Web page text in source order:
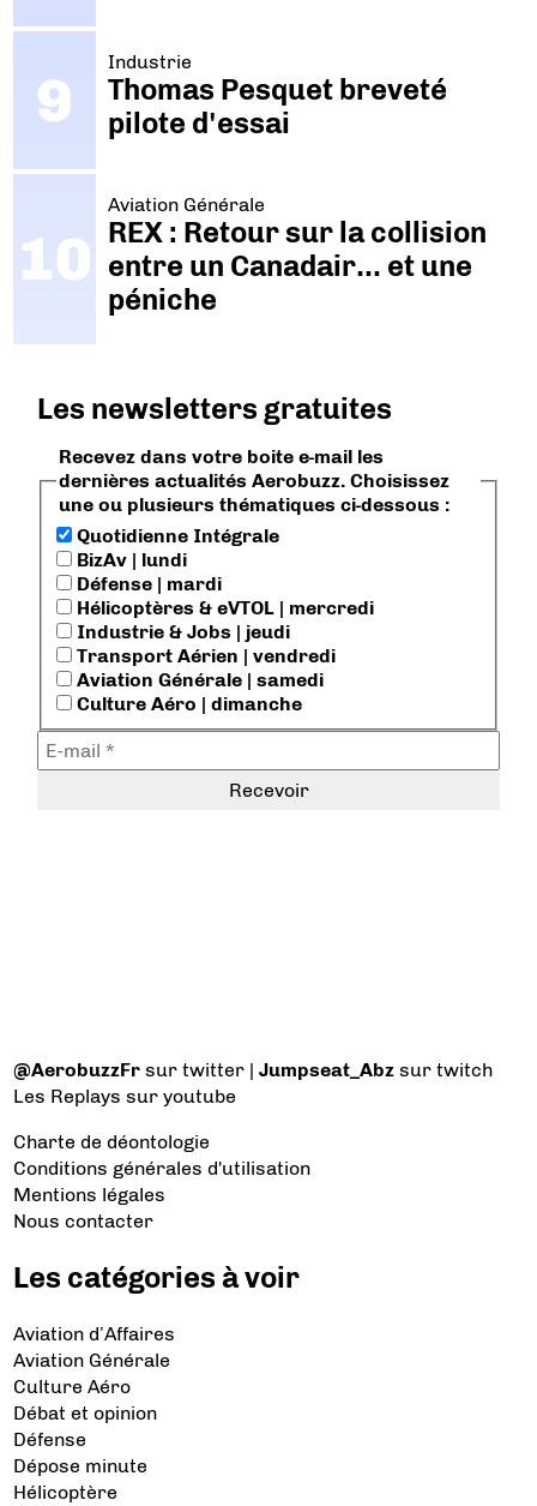
Industrie
Thomas Pesquet breveté
pilote d'essai
Aviation Générale
REX : Retour sur la collision
entre un Canadair… et une
péniche
Les newsletters gratuites
Recevez dans votre boite e-mail les
dernières actualités Aerobuzz. Choisissez
une ou plusieurs thématiques ci-dessous :
Quotidienne Intégrale
BizAv | lundi
Défense | mardi
Hélicoptères & eVTOL | mercredi
Industrie & Jobs | jeudi
Transport Aérien | vendredi
Aviation Générale | samedi
Culture Aéro | dimanche
@AerobuzzFr sur twitter |Jumpseat_Abz sur twitch
Les Replays sur youtube
Charte de déontologie
Conditions générales d'utilisation
Mentions légales
Nous contacter
Les catégories à voir
Aviation d’Affaires
Aviation Générale
Culture Aéro
Débat et opinion
Défense
Dépose minute
Hélicoptère